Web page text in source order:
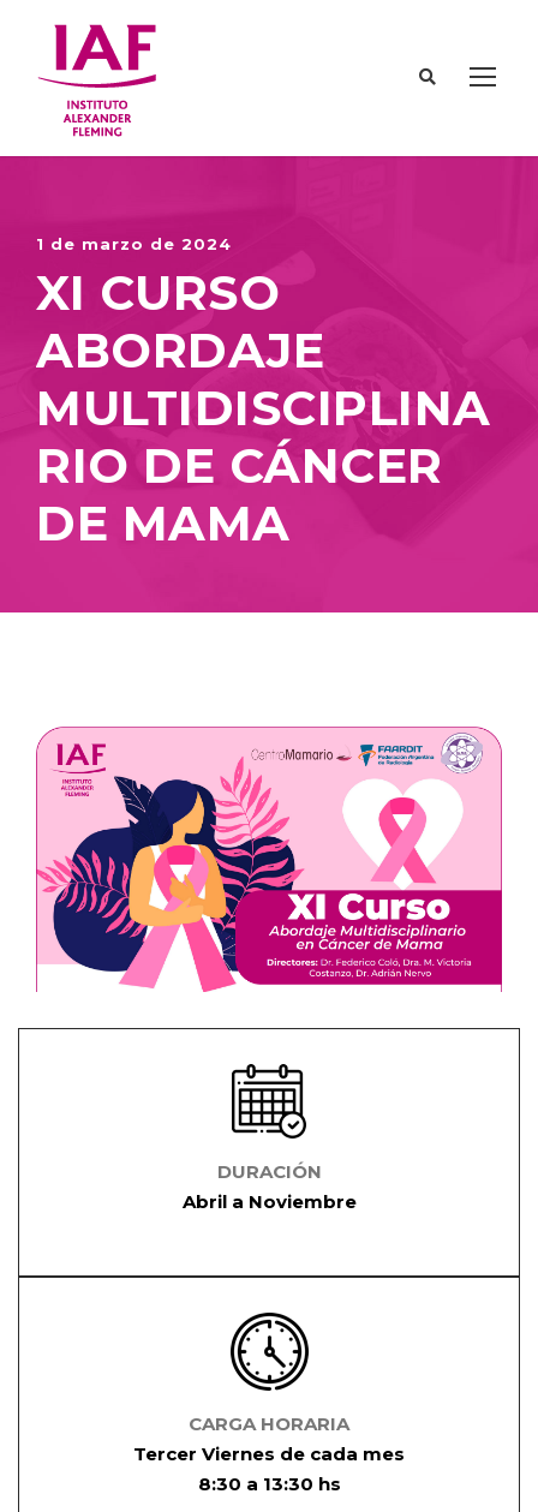
1 de marzo de 2024
XI CURSO
ABORDAJE
MULTIDISCIPLINA
RIO DE CÁNCER
DE MAMA
DURACIÓN
Abril a Noviembre
CARGA HORARIA
Tercer Viernes de cada mes
8:30 a 13:30 hs